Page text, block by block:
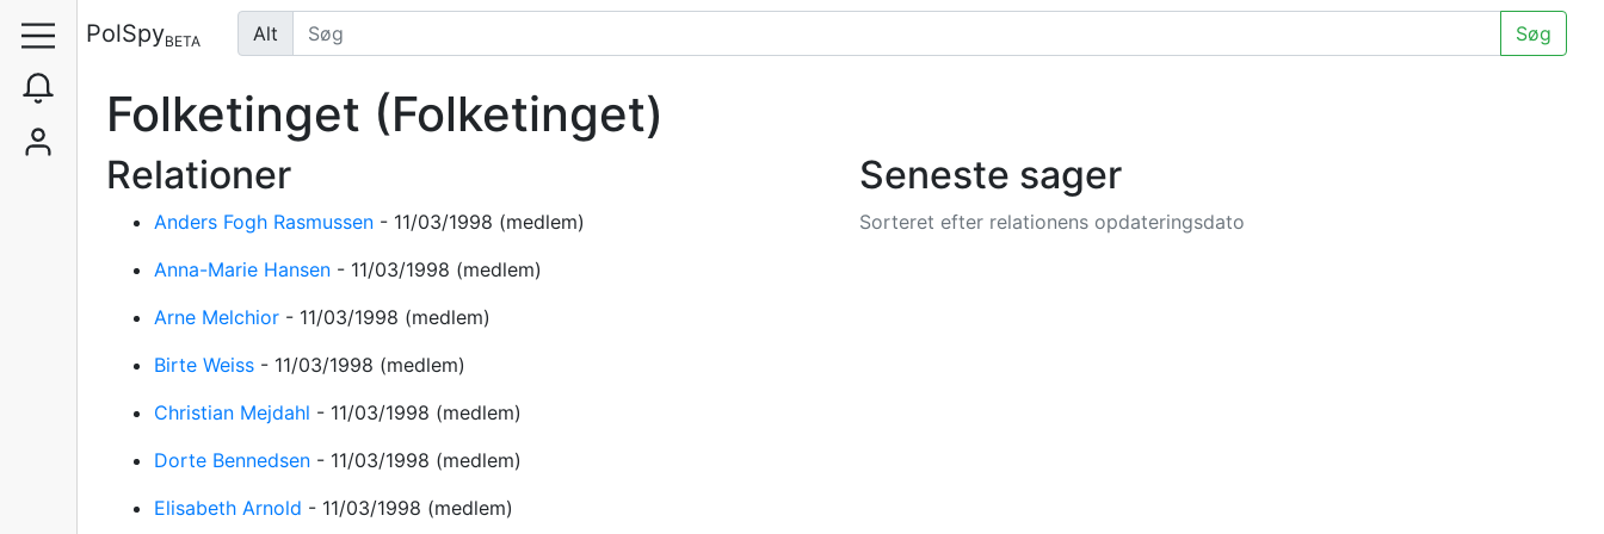
PolSpyBETA Alt Søg
Folketinget (Folketinget)
Relationer
Anders Fogh Rasmussen - 11/03/1998 (medlem)
Anna-Marie Hansen - 11/03/1998 (medlem)
Arne Melchior - 11/03/1998 (medlem)
Birte Weiss - 11/03/1998 (medlem)
Christian Mejdahl - 11/03/1998 (medlem)
Dorte Bennedsen - 11/03/1998 (medlem)
Elisabeth Arnold - 11/03/1998 (medlem)
Seneste sager
Sorteret efter relationens opdateringsdato